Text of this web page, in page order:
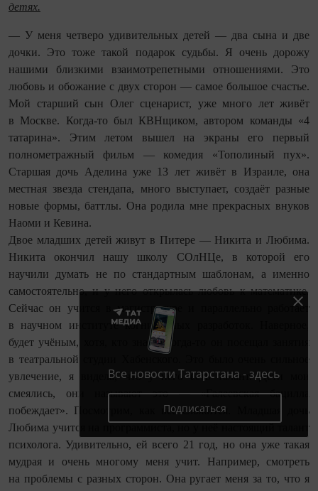
детях.
— У меня четверо удивительных детей — два сына и две
дочки. Это тоже такой подарок судьбы. Я очень дорожу
нашими близкими взаимотрепетными отношениями. Это
любовь и обожание с двух сторон — самое большое счастье.
Мой старший сын Олег сценарист, уже много лет живёт
в Москве. Когда‑то был КВНщиком, автором команды «4
татарина». Этим летом вышел на экраны его первый
полнометражный фильм — комедия «Тополиный пух».
Старшая дочь Аделина уже 13 лет живёт в Израиле, она
местная звезда стендапа, много выступает, создаёт разные
новые формы, баттлы. Она родила мне прекрасных внуков
Наоми и Кевина.
Двое младших детей живут в Питере — Никита и Любима.
Никита окончил нашу школу СОлНЦе, в которой его
научили думать не по стандартным шаб­лонам, а именно
самостоятельно, и у него открылась любовь к математике.
Сейчас он учится в магистратуре и параллельно работает
в научном институте когнитивных разработок. Наверное,
будет учёным, хотя, кто знает. Когда-то он посещал занятия
в театральной студии Хабенского. Это было очень сильное
увлечение, я видела, что у него есть талант. Дети мои
смеялись, они называют это — «Галеевская бацилла
побеждает». Посмотрим, как всё сложится. Младшая дочь
Любима учится на программиста, но у неё настоящий талант
психолога. Удивительно, ей всего 21 год, но она уже такая
мудрая и очень многому меня учит. Например, смотреть
на проблемы с разных сторон. Она ругает меня за то, что я
Все новости Татарстана - здесь
Подписаться